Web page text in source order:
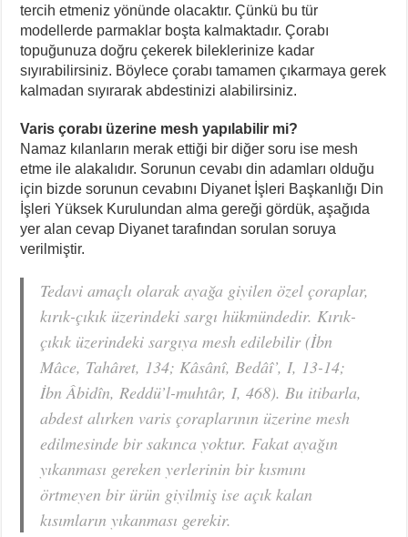
tercih etmeniz yönünde olacaktır. Çünkü bu tür
modellerde parmaklar boşta kalmaktadır. Çorabı
topuğunuza doğru çekerek bileklerinize kadar
sıyırabilirsiniz. Böylece çorabı tamamen çıkarmaya gerek
kalmadan sıyırarak abdestinizi alabilirsiniz.
Varis çorabı üzerine mesh yapılabilir mi?
Namaz kılanların merak ettiği bir diğer soru ise mesh
etme ile alakalıdır. Sorunun cevabı din adamları olduğu
için bizde sorunun cevabını Diyanet İşleri Başkanlığı Din
İşleri Yüksek Kurulundan alma gereği gördük, aşağıda
yer alan cevap Diyanet tarafından sorulan soruya
verilmiştir.
Tedavi amaçlı olarak ayağa giyilen özel çoraplar,
kırık-çıkık üzerindeki sargı hükmündedir. Kırık-
çıkık üzerindeki sargıya mesh edilebilir (İbn
Mâce, Tahâret, 134; Kâsânî, Bedâî’, I, 13-14;
İbn Âbidîn, Reddü’l-muhtâr, I, 468). Bu itibarla,
abdest alırken varis çoraplarının üzerine mesh
edilmesinde bir sakınca yoktur. Fakat ayağın
yıkanması gereken yerlerinin bir kısmını
örtmeyen bir ürün giyilmiş ise açık kalan
kısımların yıkanması gerekir.